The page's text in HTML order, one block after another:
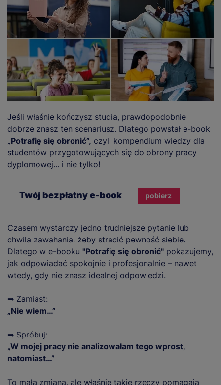
Jeśli właśnie kończysz studia, prawdopodobnie
dobrze znasz ten scenariusz. Dlatego powstał e-book
„Potrafię się obronić”, czyli kompendium wiedzy dla
studentów przygotowujących się do obrony pracy
dyplomowej... i nie tylko!
Twój bezpłatny e-book pobierz
Czasem wystarczy jedno trudniejsze pytanie lub
chwila zawahania, żeby stracić pewność siebie.
Dlatego w e-booku "Potrafię się obronić" pokazujemy,
jak odpowiadać spokojnie i profesjonalnie – nawet
wtedy, gdy nie znasz idealnej odpowiedzi.
➡ Zamiast:
„Nie wiem…”
➡ Spróbuj:
„W mojej pracy nie analizowałam tego wprost,
natomiast…”
To mała zmiana, ale właśnie takie rzeczy pomagają